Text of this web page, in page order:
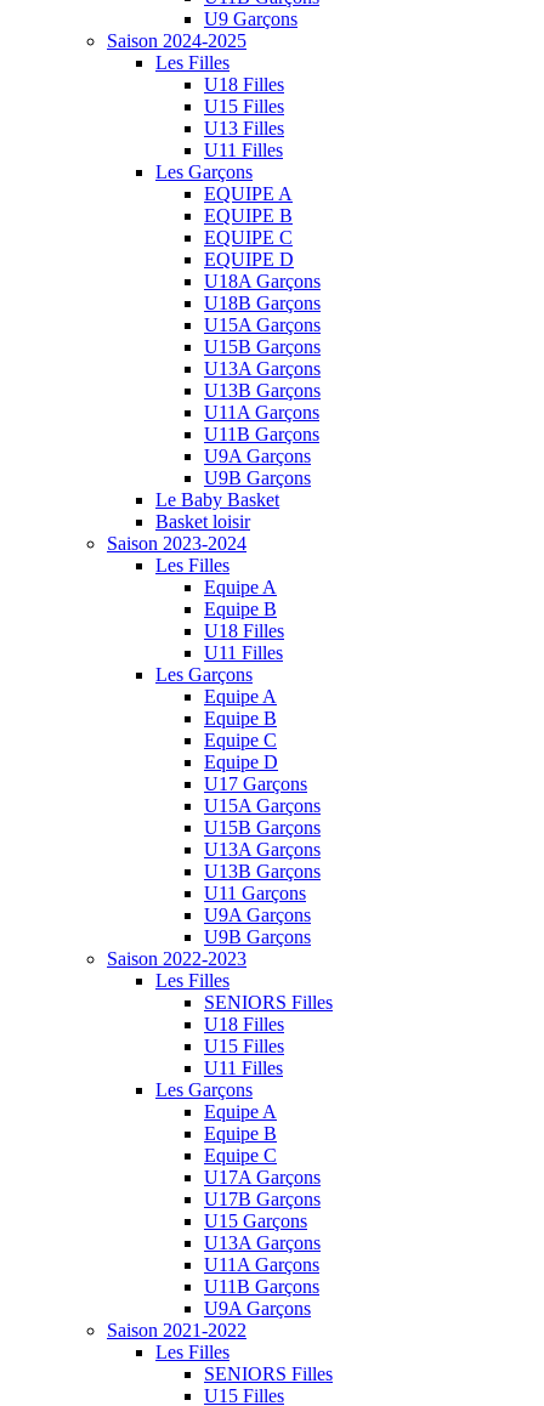
U9 Garçons
Saison 2024-2025
Les Filles
U18 Filles
U15 Filles
U13 Filles
U11 Filles
Les Garçons
EQUIPE A
EQUIPE B
EQUIPE C
EQUIPE D
U18A Garçons
U18B Garçons
U15A Garçons
U15B Garçons
U13A Garçons
U13B Garçons
U11A Garçons
U11B Garçons
U9A Garçons
U9B Garçons
Le Baby Basket
Basket loisir
Saison 2023-2024
Les Filles
Equipe A
Equipe B
U18 Filles
U11 Filles
Les Garçons
Equipe A
Equipe B
Equipe C
Equipe D
U17 Garçons
U15A Garçons
U15B Garçons
U13A Garçons
U13B Garçons
U11 Garçons
U9A Garçons
U9B Garçons
Saison 2022-2023
Les Filles
SENIORS Filles
U18 Filles
U15 Filles
U11 Filles
Les Garçons
Equipe A
Equipe B
Equipe C
U17A Garçons
U17B Garçons
U15 Garçons
U13A Garçons
U11A Garçons
U11B Garçons
U9A Garçons
Saison 2021-2022
Les Filles
SENIORS Filles
U15 Filles